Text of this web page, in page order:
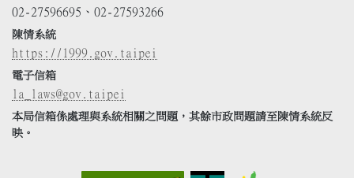
02-27596695、02-27593266
陳情系統
https://1999.gov.taipei
電子信箱
la_laws@gov.taipei
本局信箱係處理與系統相關之問題，其餘市政問題請至陳情系統反
映。